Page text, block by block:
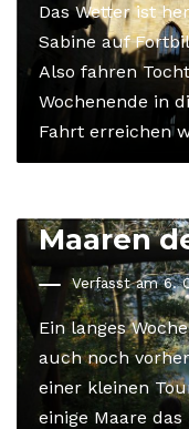
Das Wetter ist
Sabine auf
Also fahren
Wochenende in
Fahrt erreichen
Maaren
Verfasst am 6.
Ein langes
auch noch
einer kleinen
einige Maare